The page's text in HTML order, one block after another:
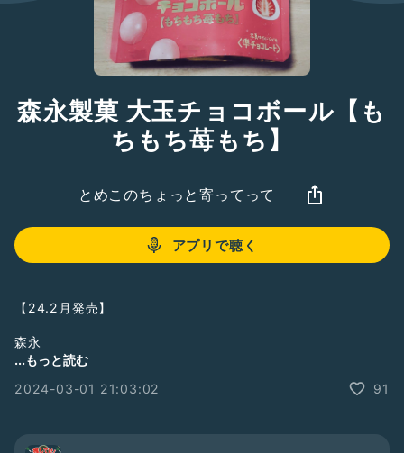
森永製菓 大玉チョコボール【も
ちもち苺もち】
とめこのちょっと寄ってって
アプリで聴く
【24.2月発売】
森永
大玉チョコボール【もちもち苺もち】
購入場所 ローソン
...もっと読む
2024-03-01 21:03:02
91